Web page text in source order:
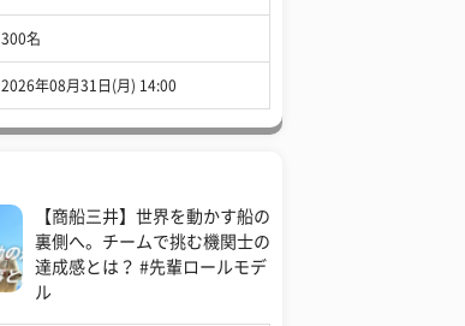
300名
2026年08月31日(月) 14:00
【商船三井】世界を動かす船の
裏側へ。チームで挑む機関士の
達成感とは？ #先輩ロールモデ
ル